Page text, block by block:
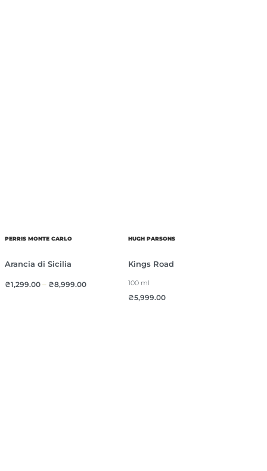
PERRIS MONTE CARLO
Arancia di Sicilia
₴1,299.00– ₴8,999.00
HUGH PARSONS
Kings Road
100 ml
₴5,999.00